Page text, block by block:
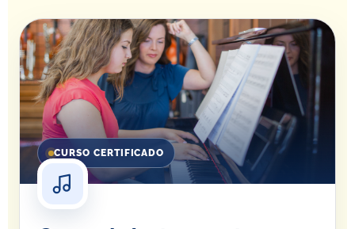
CURSO CERTIFICADO